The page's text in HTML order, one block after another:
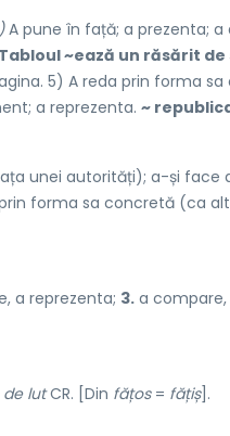
A pune în față; a prezenta; a
Tabloul ~ează un răsărit de
5) A reda prin forma
a reprezenta. ~
unei autorități); a-și face
forma sa concretă (ca
a reprezenta; 3. a
de lutCR. [Din fățos= fățiș].